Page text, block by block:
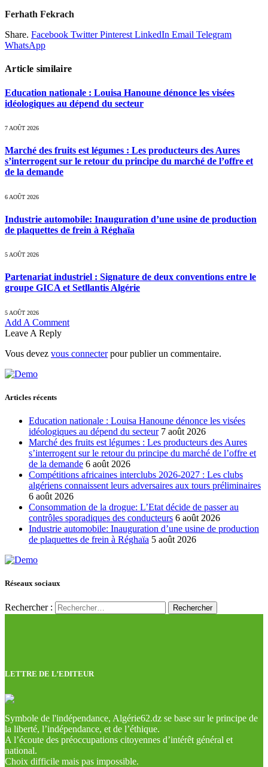
Ferhath Fekrach
Share. Facebook Twitter Pinterest LinkedIn Email Telegram
WhatsApp
Article similaire
Education nationale : Louisa Hanoune dénonce les visées
idéologiques au dépend du secteur
7 AOÛT 2026
Marché des fruits est légumes : Les producteurs des Aures
s’interrogent sur le retour du principe du marché de l’offre et
de la demande
6 AOÛT 2026
Industrie automobile: Inauguration d’une usine de production
de plaquettes de frein à Réghaïa
5 AOÛT 2026
Partenariat industriel : Signature de deux conventions entre le
groupe GICA et Setllantis Algérie
5 AOÛT 2026
Add A Comment
Leave A Reply
Vous devez vous connecterpour publier un commentaire.
Articles récents
Education nationale : Louisa Hanoune dénonce les visées
idéologiques au dépend du secteur 7 août 2026
Marché des fruits est légumes : Les producteurs des Aures
s’interrogent sur le retour du principe du marché de l’offre et
de la demande 6 août 2026
Compétitions africaines interclubs 2026-2027 : Les clubs
algériens connaissent leurs adversaires aux tours préliminaires
6 août 2026
Consommation de la drogue: L’Etat décide de passer au
contrôles sporadiques des conducteurs 6 août 2026
Industrie automobile: Inauguration d’une usine de production
de plaquettes de frein à Réghaïa 5 août 2026
Réseaux sociaux
Rechercher :
LETTRE DE L’EDITEUR
Symbole de l'indépendance, Algérie62.dz se base sur le principe de
la liberté, l’indépendance, et de l’éthique.
A l’écoute des préoccupations citoyennes d’intérêt général et
national.
Choix difficile mais pas impossible.